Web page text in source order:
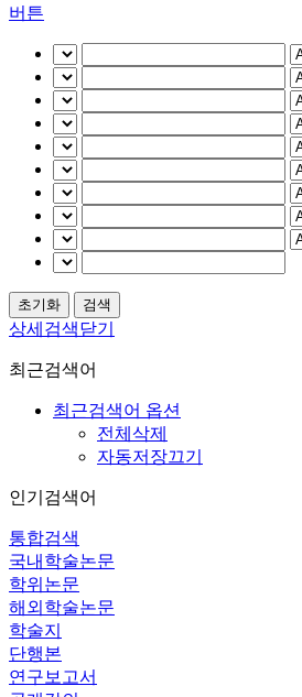
버튼
상세검색닫기
최근검색어
최근검색어 옵션
전체삭제
자동저장끄기
인기검색어
통합검색
국내학술논문
학위논문
해외학술논문
학술지
단행본
연구보고서